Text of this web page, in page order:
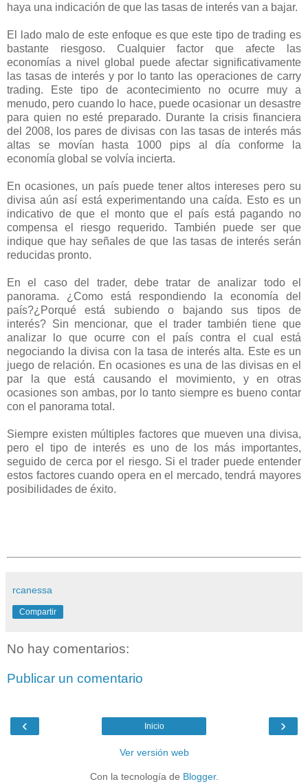
haya una indicación de que las tasas de interés van a bajar.
El lado malo de este enfoque es que este tipo de trading es
bastante riesgoso. Cualquier factor que afecte las
economías a nivel global puede afectar significativamente
las tasas de interés y por lo tanto las operaciones de carry
trading. Este tipo de acontecimiento no ocurre muy a
menudo, pero cuando lo hace, puede ocasionar un desastre
para quien no esté preparado. Durante la crisis financiera
del 2008, los pares de divisas con las tasas de interés más
altas se movían hasta 1000 pips al día conforme la
economía global se volvía incierta.
En ocasiones, un país puede tener altos intereses pero su
divisa aún así está experimentando una caída. Esto es un
indicativo de que el monto que el país está pagando no
compensa el riesgo requerido. También puede ser que
indique que hay señales de que las tasas de interés serán
reducidas pronto.
En el caso del trader, debe tratar de analizar todo el
panorama. ¿Como está respondiendo la economía del
país?¿Porqué está subiendo o bajando sus tipos de
interés? Sin mencionar, que el trader también tiene que
analizar lo que ocurre con el país contra el cual está
negociando la divisa con la tasa de interés alta. Este es un
juego de relación. En ocasiones es una de las divisas en el
par la que está causando el movimiento, y en otras
ocasiones son ambas, por lo tanto siempre es bueno contar
con el panorama total.
Siempre existen múltiples factores que mueven una divisa,
pero el tipo de interés es uno de los más importantes,
seguido de cerca por el riesgo. Si el trader puede entender
estos factores cuando opera en el mercado, tendrá mayores
posibilidades de éxito.
rcanessa
Compartir
No hay comentarios:
Publicar un comentario
‹ ›
Inicio
Ver versión web
Con la tecnología de Blogger.